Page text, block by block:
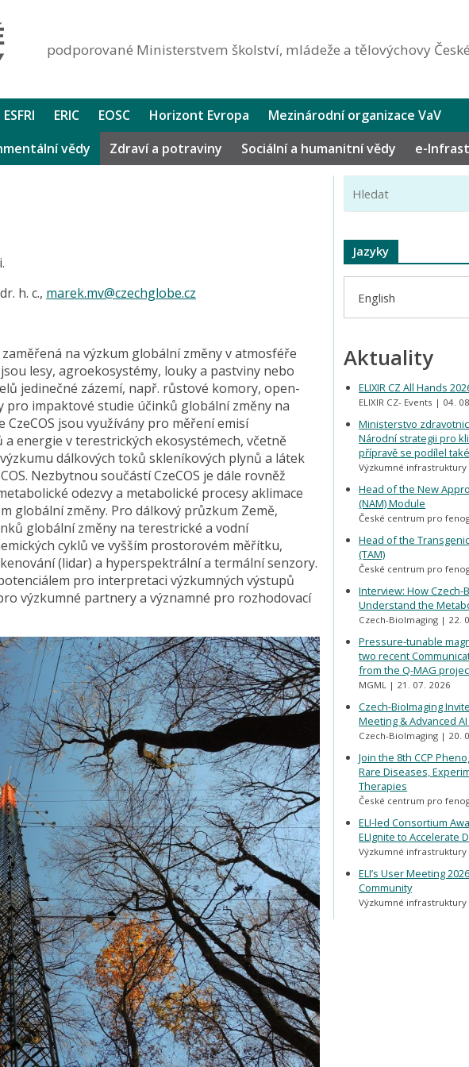
podporované Ministerstvem školství, mládeže a tělovýchovy
ERIC EOSC Horizont Evropa
Mezinárodní organizace VaV
vědy Zdraví a potraviny Sociální a humanitní vědy e-
h. c., marek.mv@czechglobe.cz
na výzkum globální změny v atmosféře
lesy, agroekosystémy, louky a pastviny nebo
jedinečné zázemí, např. růstové komory, open-
impaktové studie účinků globální změny na
jsou využívány pro měření emisí
energie v terestrických ekosystémech, včetně
dálkových toků skleníkových plynů a látek
Nezbytnou součástí CzeCOS je dále rovněž
odezvy a metabolické procesy aklimace
globální změny. Pro dálkový průzkum Země,
globální změny na terestrické a vodní
cyklů ve vyšším prostorovém měřítku,
(lidar) a hyperspektrální a termální senzory.
pro interpretaci výzkumných výstupů
výzkumné partnery a významné pro rozhodovací
Jazyky
English
Aktuality
ELIXIR CZ All Hands
ELIXIR CZ- Events 04.
Ministerstvo
Národní strategii pro
přípravě se podílel také
Výzkumné infrastruktury
Head of the New
(NAM) Module
České centrum pro
Head of the
(TAM)
České centrum pro
Interview: How Czech-
Understand the
Czech-BioImaging 22.
Pressure-tunable
two recent
from the Q-MAG
MGML 21. 07. 2026
Czech-BioImaging
Meeting & Advanced
Czech-BioImaging 20.
Join the 8th CCP
Rare Diseases,
Therapies
České centrum pro
ELI-led Consortium
ELIgnite to Accelerate
Výzkumné infrastruktury
ELI’s User Meeting
Community
Výzkumné infrastruktury